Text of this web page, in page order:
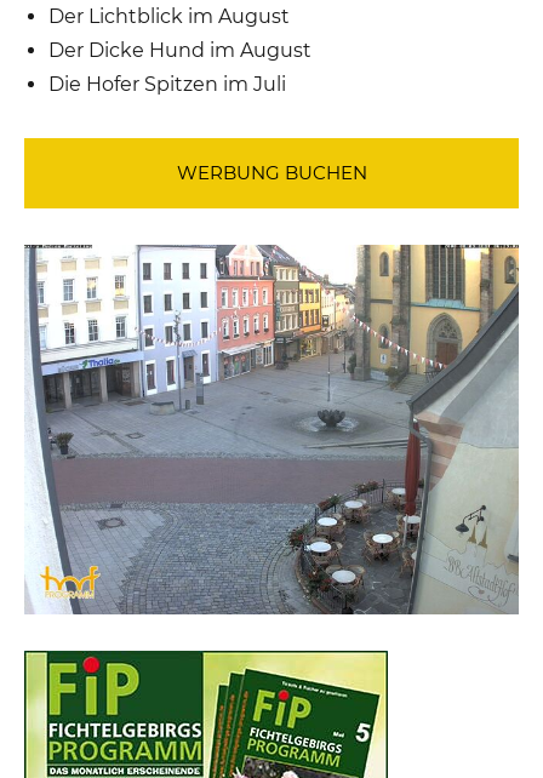
Der Lichtblick im August
Der Dicke Hund im August
Die Hofer Spitzen im Juli
WERBUNG BUCHEN